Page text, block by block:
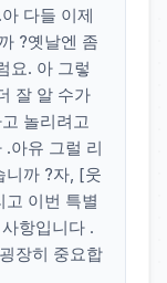
다들 이제
?옛날엔 좀
요. 아 그렇
잘 알 수가
놀리려고
아유 그럴 리
니까 ?자, [웃
이번 특별
항입니다 .
장히 중요합